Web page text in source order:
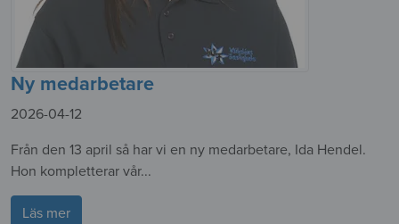
Ny medarbetare
2026-04-12
Från den 13 april så har vi en ny medarbetare, Ida Hendel.
Hon kompletterar vår...
Läs mer